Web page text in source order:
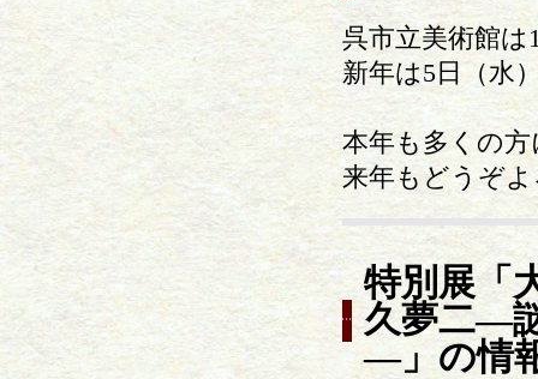
呉市立美術館は
新年は5日（水
本年も多くの
来年もどうぞ
特別展「
久夢二―
―」の情